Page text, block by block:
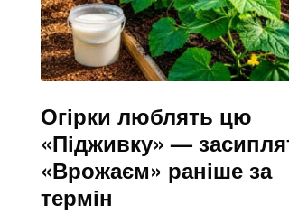
Огірки люблять цю
«Підживку» —
«Врожаєм» раніше за
термін